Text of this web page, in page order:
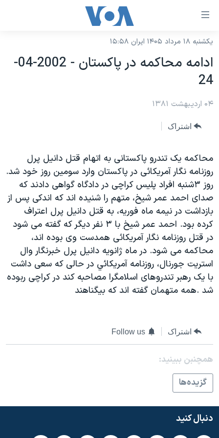
لینکهای
دسترسی
جهش
محتوای
اصلی
جهش
جهش
به
جستجو
نسخه سبک وب‌سایت
موضوع ها
ایران
آمریکا
ورزشی
گزیده‌ها
ویژه برنامه‌ها
ویدیوها
فرهنگ و زندگی
حقوق شهروندی
اقتصادی
علم و فناوری
آرشیو پخش زنده
برنامه های تلویزیونی
جدول برنامه ها
جام جهانی ۲۰۲۶
عملیات خشم حماسی
۲۵۰سالگی آمریکا
بایگانی برنامه‌های تلویزیونی
مستندها
انتخابات ریاست جمهوری آمریکا ۲۰۲۴
حمله جمهوری اسلامی به اسرائیل
رمز مهسا
مجموعه مستندهای دادخواهی
چهل سال گروگان‌گیری
اعتراضات مردمی آبان ۹۸
فرکانس‌های صدای آمریکا
پخش رادیویی
یادگیری زبان انگلیسی
دنبال کنید
زبانهای مختلف
یکشنبه ۱۸ مرداد ۱۴۰۵ ایران ۱۵:۵۸
ادامه محاکمه در پاکستان - 2002-04-
24
۰۴ اردیبهشت ۱۳۸۱
اشتراک
محاکمه يک تندرو پاکستانی به اتهام قتل دانيل پرل
روزنامه نگار آمريکائی در پاکستان وارد سومين روز خود شد.
روز ۳شنبه افراد پليس کراچی در دادگاه گواهی دادند که
صدای احمد عمر شيخ، متهم را شنيده اند که اندکی پس از
بازداشت در نيمه ماه فوريه، به قتل دانيل پرل اعتراف
کرده بود. احمد عمر شيخ با ۳ نفر ديگر که گفته می شود
در قتل روزنامه نگار آمريکائی همدست وی بوده اند،
محاکمه می شود. در ماه ژانويه دانيل پرل خبرنگار وال
استريت جورنال، روزنامه آمريکائي در حالی که سعی داشت
با يک رهبر تندروهای اسلامگرا مصاحبه کند در کراچی ربوده
شد .همه متهمان گفته اند که بيگناهند
اشتراک Follow us
همچنبن ببینید:
گزيده‌ها
دنبال کنید